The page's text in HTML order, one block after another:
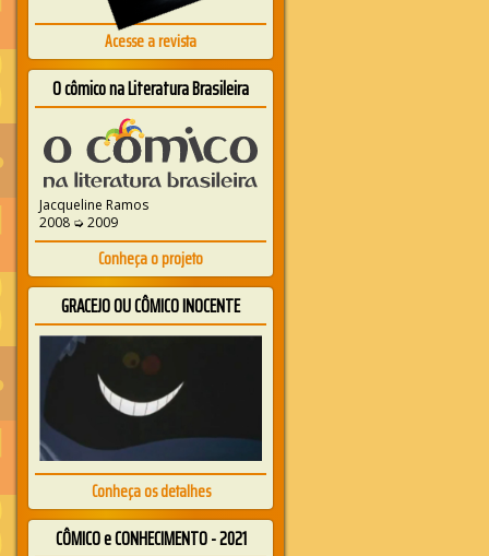
Acesse a revista
O cômico na Literatura Brasileira
Jacqueline Ramos
2008 ➭ 2009
Conheça o projeto
GRACEJO OU CÔMICO INOCENTE
Conheça os detalhes
CÔMICO e CONHECIMENTO - 2021